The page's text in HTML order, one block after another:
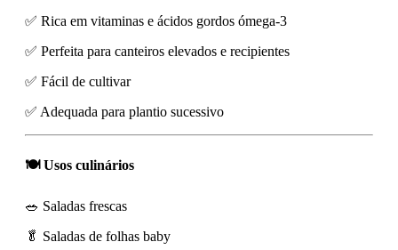
✅ Rica em vitaminas e ácidos gordos ómega-3
✅ Perfeita para canteiros elevados e recipientes
✅ Fácil de cultivar
✅ Adequada para plantio sucessivo
🍽️ Usos culinários
🥗 Saladas frescas
🥬 Saladas de folhas baby